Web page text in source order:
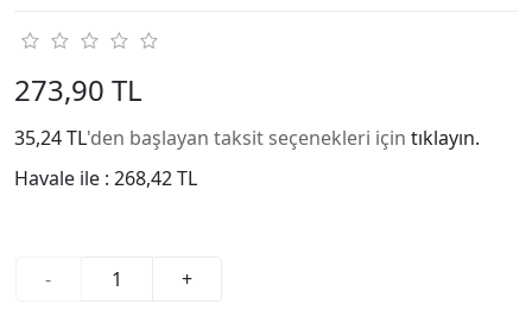
273,90 TL
35,24 TL'den başlayan taksit seçenekleri için tıklayın.
Havale ile : 268,42 TL
- +